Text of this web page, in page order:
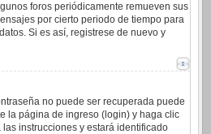
foros periódicamente remueven sus
por cierto periodo de tiempo para
Si es así, registrese de nuevo y
no puede ser recuperada puede
la página de ingreso (login) y haga clic
las instrucciones y estará identificado